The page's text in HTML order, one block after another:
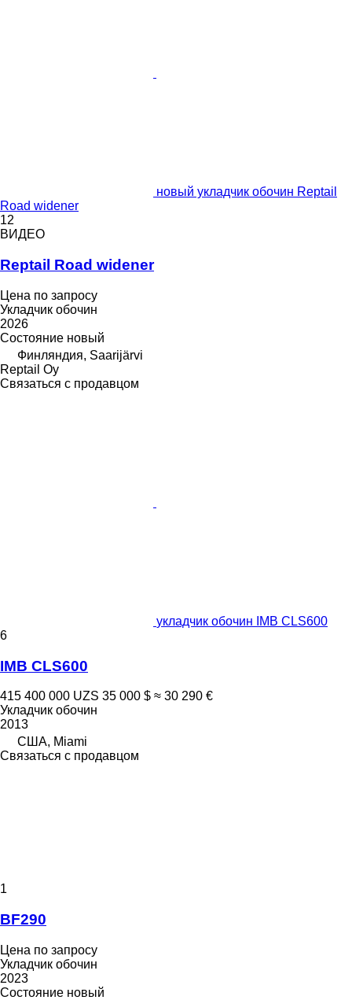
новый укладчик обочин Reptail
Road widener
12
ВИДЕО
Reptail Road widener
Цена по запросу
Укладчик обочин
2026
Состояние новый
Финляндия, Saarijärvi
Reptail Oy
Связаться с продавцом
укладчик обочин IMB CLS600
6
IMB CLS600
415 400 000 UZS 35 000 $ ≈ 30 290 €
Укладчик обочин
2013
США, Miami
Связаться с продавцом
1
BF290
Цена по запросу
Укладчик обочин
2023
Состояние новый